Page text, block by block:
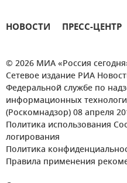
НОВОСТИ ПРЕСС-ЦЕНТР
© 2026 МИА «Россия
Сетевое издание РИА
Федеральной службе по
информационных
(Роскомнадзор) 08 апреля
Политика использования
логирования
Политика
Правила применения